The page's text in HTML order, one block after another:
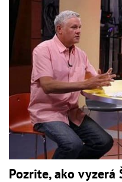
Pozrite, ako vyzerá